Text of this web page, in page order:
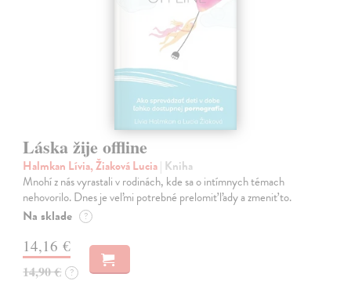
Láska žije offline
Halmkan Lívia, Žiaková Lucia| Kniha
Mnohí z nás vyrastali v rodinách, kde sa o intímnych témach
nehovorilo. Dnes je veľmi potrebné prelomiť ľady a zmeniť to.
Na sklade ?
14,16 €
14,90 € ?